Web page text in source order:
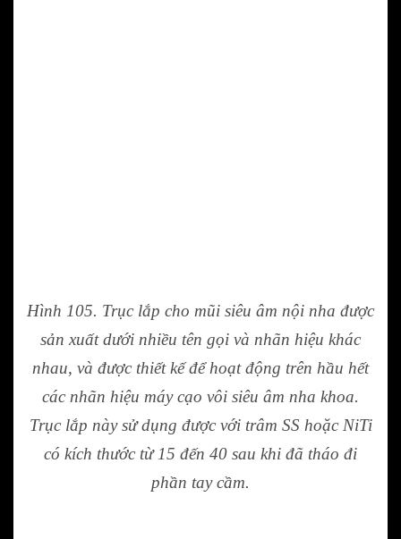
Hình 105. Trục lắp cho mũi siêu âm nội nha được
sản xuất dưới nhiều tên gọi và nhãn hiệu khác
nhau, và được thiết kế để hoạt động trên hầu hết
các nhãn hiệu máy cạo vôi siêu âm nha khoa.
Trục lắp này sử dụng được với trâm SS hoặc NiTi
có kích thước từ 15 đến 40 sau khi đã tháo đi
phần tay cầm.